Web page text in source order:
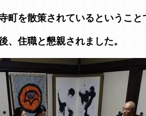
町を散策されているということ
、住職と懇親されました。